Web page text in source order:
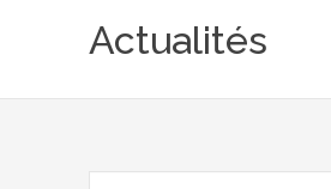
Actualités